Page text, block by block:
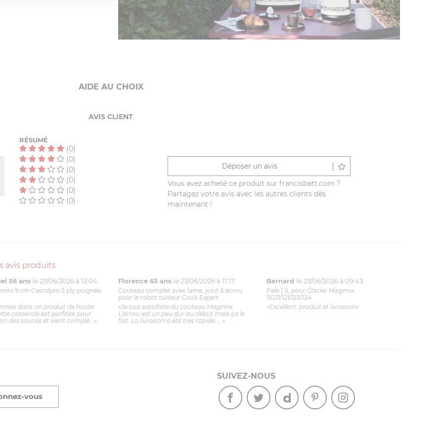
AIDE AU CHOIX
AVIS CLIENT
RÉSUMÉ
(0)
(0)
(0)
(0)
(0)
(0)
Déposer un avis
Vous avez acheté ce produit sur francisbatt.com ?
Partagez votre avis avec les autres clients dès
maintenant !
avis produits
56 ans le 23/06/2026 à 12:04
9 cm Castelpro 5 ply poignée
dans un produit de haute
casserole est parfaite pour
des sauces et vient complé...»
Florence 63 ans le 23/06/2026 à 11:17
Couteau complet avec lame, joint & écrou
pour le robot cuiseur Cook Expert
«Je suis satisfaite du couteau Magimix.
L'écrou est un peu dur au début mais ça le
fait. La livraison a été très rapide. ...»
Bernard le 23/06/2026 à 09:43
Pale 1.1L pour Glacier Magimix
11031/121/123/124
«Excellent: produit et livraison»
SUIVEZ-NOUS